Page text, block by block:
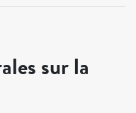
sur la